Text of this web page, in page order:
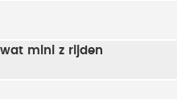
mini z rijden